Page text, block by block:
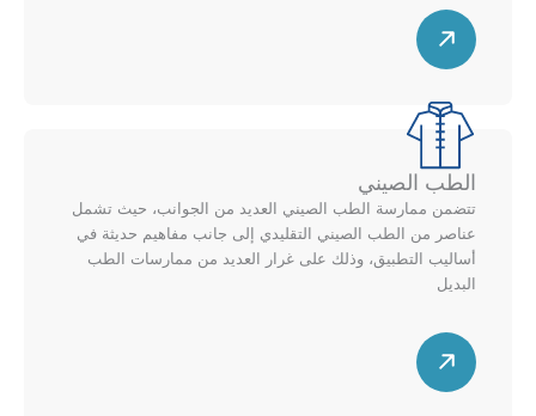
ط
ط
ي
ن
ل
ل
أ
ع
ل
ى
م
خ
ط
س
ه
ق
ط
ر
ي
ل
ل
ي
ي
ن
الطب الصيني
تتضمن ممارسة الطب الصيني العديد من الجوانب، حيث تشمل
عناصر من الطب الصيني التقليدي إلى جانب مفاهيم حديثة في
أساليب التطبيق، وذلك على غرار العديد من ممارسات الطب
البديل
س
ه